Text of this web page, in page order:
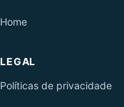
Home
LEGAL
Políticas de privacidade